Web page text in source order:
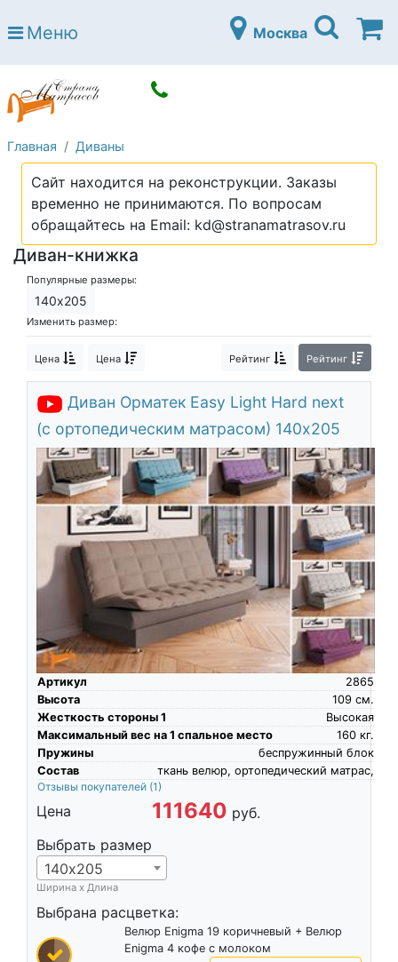
Страна матрасов
Open submenu (Матрасы)
Open submenu (Кровати)
Кровати
Open submenu (Аксессуары)
Open submenu (Диваны)
Диваны
Open submenu (Постельное белье)
Постельное белье
Open submenu (Мебель)
Мебель
Open submenu (Основания)
Основания
Open submenu (Детские матрасы)
Детские матрасы
Open submenu (Детские кровати)
Детские кровати
Open submenu (Шкафы)
О компании
Контакты
Доставка по городу
Меню Москва
Главная Диваны
Сайт находится на реконструкции. Заказы
временно не принимаются. По вопросам
обращайтесь на Email: kd@stranamatrasov.ru
Диван-книжка
Популярные размеры:
140х205
Изменить размер:
Цена Цена Рейтинг Рейтинг
Диван Орматек Easy Light Hard next
(с ортопедическим матрасом) 140х205
Артикул
2865
Высота
см.
109
Жесткость стороны 1
Высокая
Максимальный вес на 1 спальное место
кг.
160
Пружины
беспружинный блок
Состав
ткань велюр, ортопедический матрас,
Отзывы покупателей (1)
Цена 111640 руб.
Выбрать размер
140х205
Ширина х Длина
Выбрана расцветка:
Велюр Enigma 19 коричневый + Велюр
Enigma 4 кофе с молоком